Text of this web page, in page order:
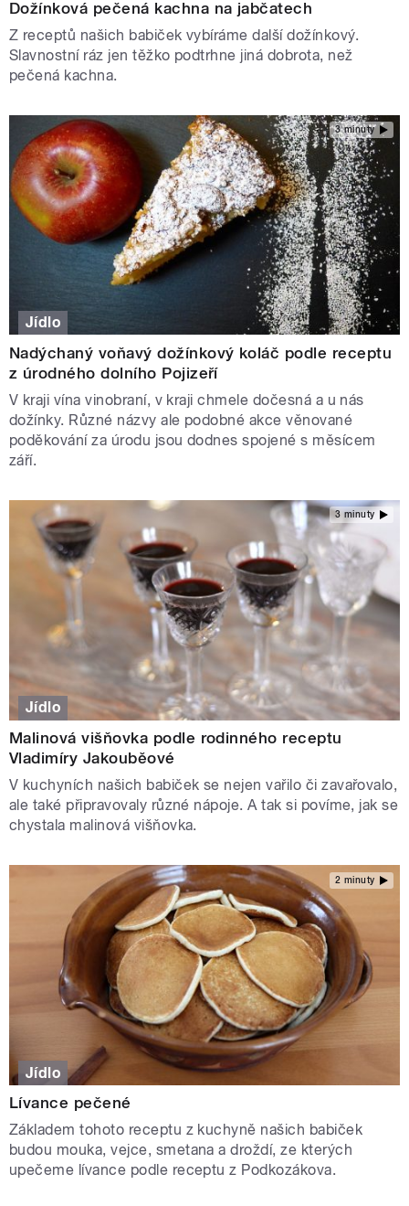
Dožínková pečená kachna na jabčatech
Z receptů našich babiček vybíráme další dožínkový.
Slavnostní ráz jen těžko podtrhne jiná dobrota, než
pečená kachna.
3 minuty
Jídlo
Nadýchaný voňavý dožínkový koláč podle receptu
z úrodného dolního Pojizeří
V kraji vína vinobraní, v kraji chmele dočesná a u nás
dožínky. Různé názvy ale podobné akce věnované
poděkování za úrodu jsou dodnes spojené s měsícem
září.
3 minuty
Jídlo
Malinová višňovka podle rodinného receptu
Vladimíry Jakouběové
V kuchyních našich babiček se nejen vařilo či zavařovalo,
ale také připravovaly různé nápoje. A tak si povíme, jak se
chystala malinová višňovka.
2 minuty
Jídlo
Lívance pečené
Základem tohoto receptu z kuchyně našich babiček
budou mouka, vejce, smetana a droždí, ze kterých
upečeme lívance podle receptu z Podkozákova.